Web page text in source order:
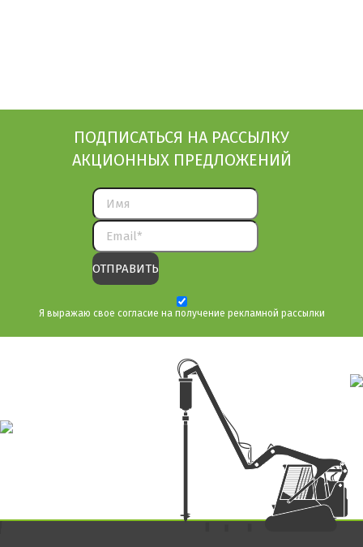
ПОДПИСАТЬСЯ НА РАССЫЛКУ
АКЦИОННЫХ ПРЕДЛОЖЕНИЙ
Я выражаю свое согласие на получение рекламной рассылки